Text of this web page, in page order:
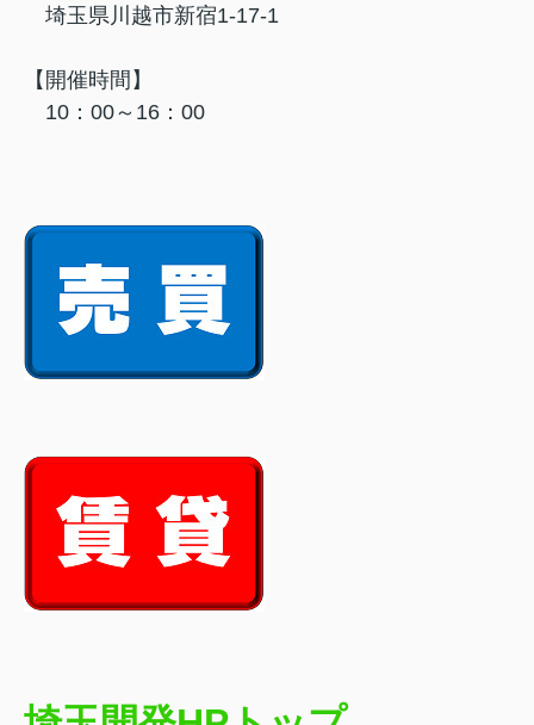
埼玉県川越市新宿1-17-1
【開催時間】
10：00～16：00